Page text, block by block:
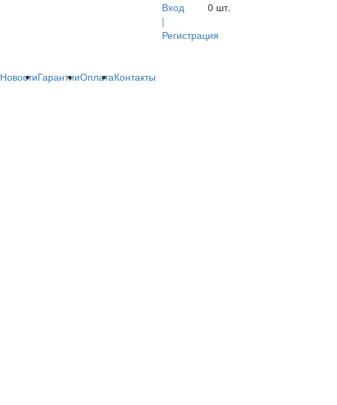
Вход
|
Регистрация
0 шт.
НовостиГарантииОплатаКонтакты